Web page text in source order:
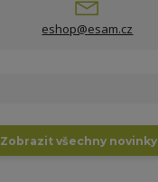
eshop@esam.cz
Zobrazit všechny novinky